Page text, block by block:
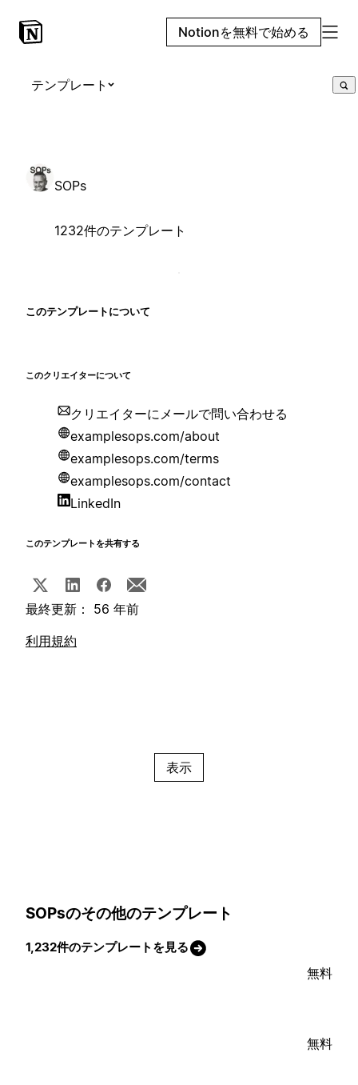
Notionを無料で始める
テンプレート
SOPs
1232件のテンプレート
このテンプレートについて
このクリエイターについて
クリエイターにメールで問い合わせる
examplesops.com/about
examplesops.com/terms
examplesops.com/contact
LinkedIn
このテンプレートを共有する
最終更新： 56 年前
利用規約
表示
SOPsのその他のテンプレート
1,232件のテンプレートを見る
無料
無料